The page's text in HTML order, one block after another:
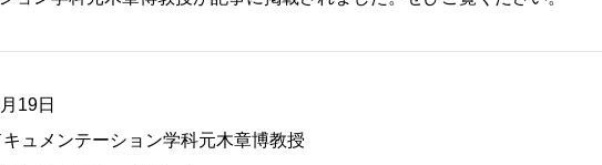
19日
ュメンテーション学科元木章博教授